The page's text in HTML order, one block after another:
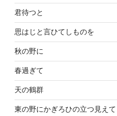
君待つと
思はじと言ひてしものを
秋の野に
春過ぎて
天の鶴群
東の野にかぎろひの立つ見えて